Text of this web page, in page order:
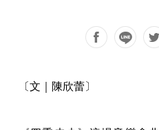
〔文｜陳欣蕾〕